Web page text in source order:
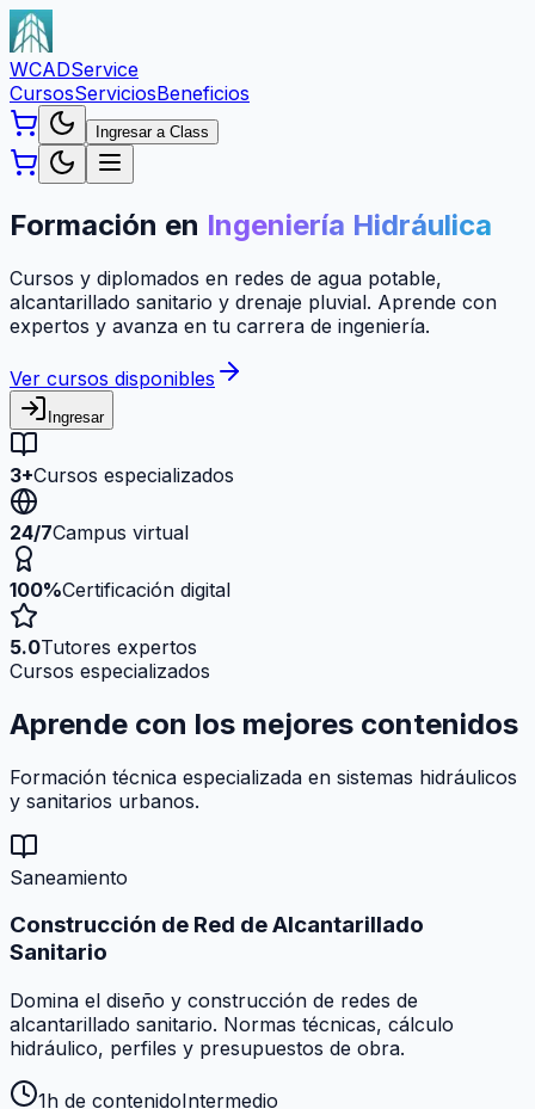
WCADService
CursosServiciosBeneficios
Ingresar a Class
Formación en Ingeniería Hidráulica
Cursos y diplomados en redes de agua potable,
alcantarillado sanitario y drenaje pluvial. Aprende con
expertos y avanza en tu carrera de ingeniería.
Ver cursos disponibles
Ingresar
3+Cursos especializados
24/7Campus virtual
100%Certificación digital
5.0Tutores expertos
Cursos especializados
Aprende con los mejores contenidos
Formación técnica especializada en sistemas hidráulicos
y sanitarios urbanos.
Saneamiento
Construcción de Red de Alcantarillado
Sanitario
Domina el diseño y construcción de redes de
alcantarillado sanitario. Normas técnicas, cálculo
hidráulico, perfiles y presupuestos de obra.
1h de contenidoIntermedio